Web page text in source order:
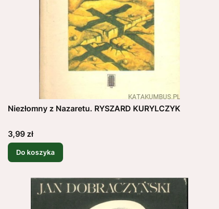
Niezłomny z Nazaretu. RYSZARD KURYLCZYK
Cena
3,99 zł
Do koszyka